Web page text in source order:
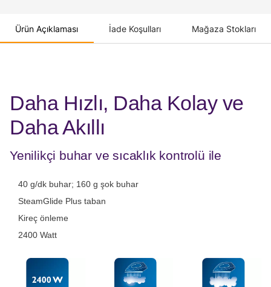
Ürün Açıklaması İade Koşulları Mağaza Stokları
Daha Hızlı, Daha Kolay ve
Daha Akıllı
Yenilikçi buhar ve sıcaklık kontrolü ile
40 g/dk buhar; 160 g şok buhar
SteamGlide Plus taban
Kireç önleme
2400 Watt